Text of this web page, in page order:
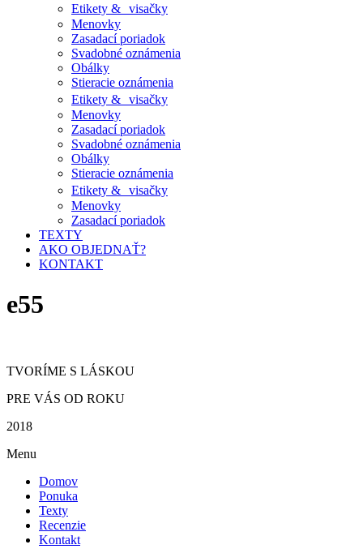
Etikety & visačky
Menovky
Zasadací poriadok
Svadobné oznámenia
Obálky
Stieracie oznámenia
Etikety & visačky
Menovky
Zasadací poriadok
Svadobné oznámenia
Obálky
Stieracie oznámenia
Etikety & visačky
Menovky
Zasadací poriadok
TEXTY
AKO OBJEDNAŤ?
KONTAKT
e55
TVORÍME S LÁSKOU
PRE VÁS OD ROKU
2018
Menu
Domov
Ponuka
Texty
Recenzie
Kontakt